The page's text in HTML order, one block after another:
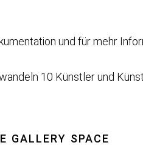
und für mehr
10 Künstler und
GALLERY SPACE